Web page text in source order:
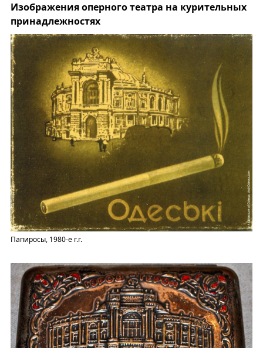
Изображения оперного театра на курительных
принадлежностях
Папиросы, 1980-е г.г.